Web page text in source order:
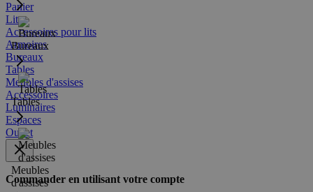
Panier
Bureaux
Tables
Meubles
d'assises
Lits
Accessoires pour lits
Armoires
Bureaux
Tables
Meubles d'assises
Accessoires
Luminaires
Espaces
Outlet
Commander en utilisant votre compte